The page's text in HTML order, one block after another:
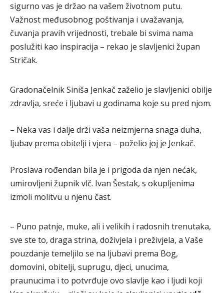
sigurno vas je držao na vašem životnom putu.
Važnost međusobnog poštivanja i uvažavanja,
čuvanja pravih vrijednosti, trebale bi svima nama
poslužiti kao inspiracija – rekao je slavljenici župan
Stričak.
Gradonačelnik Siniša Jenkač zaželio je slavljenici obilje
zdravlja, sreće i ljubavi u godinama koje su pred njom.
– Neka vas i dalje drži vaša neizmjerna snaga duha,
ljubav prema obitelji i vjera – poželio joj je Jenkač.
Proslava rođendan bila je i prigoda da njen nećak,
umirovljeni župnik vlč. Ivan Šestak, s okupljenima
izmoli molitvu u njenu čast.
– Puno patnje, muke, ali i velikih i radosnih trenutaka,
sve ste to, draga strina, doživjela i preživjela, a Vaše
pouzdanje temeljilo se na ljubavi prema Bog,
domovini, obitelji, suprugu, djeci, unucima,
praunucima i to potvrđuje ovo slavlje kao i ljudi koji